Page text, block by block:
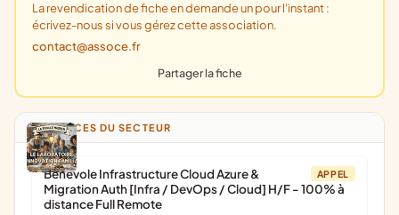
La revendication de fiche en demande un pour l'instant :
écrivez-nous si vous gérez cette association.
contact@assoce.fr
Partager la fiche
ANNONCES DU SECTEUR
APPEL
Bénévole Infrastructure Cloud Azure &
Migration Auth [Infra / DevOps / Cloud] H/F - 100% à
distance Full Remote